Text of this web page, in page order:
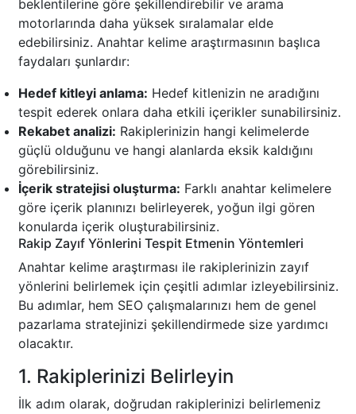
beklentilerine göre şekillendirebilir ve arama
motorlarında daha yüksek sıralamalar elde
edebilirsiniz. Anahtar kelime araştırmasının başlıca
faydaları şunlardır:
Hedef kitleyi anlama: Hedef kitlenizin ne aradığını
tespit ederek onlara daha etkili içerikler sunabilirsiniz.
Rekabet analizi: Rakiplerinizin hangi kelimelerde
güçlü olduğunu ve hangi alanlarda eksik kaldığını
görebilirsiniz.
İçerik stratejisi oluşturma: Farklı anahtar kelimelere
göre içerik planınızı belirleyerek, yoğun ilgi gören
konularda içerik oluşturabilirsiniz.
Rakip Zayıf Yönlerini Tespit Etmenin Yöntemleri
Anahtar kelime araştırması ile rakiplerinizin zayıf
yönlerini belirlemek için çeşitli adımlar izleyebilirsiniz.
Bu adımlar, hem SEO çalışmalarınızı hem de genel
pazarlama stratejinizi şekillendirmede size yardımcı
olacaktır.
1. Rakiplerinizi Belirleyin
İlk adım olarak, doğrudan rakiplerinizi belirlemeniz